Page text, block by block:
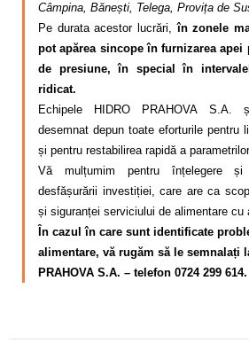
Câmpina, Bănești, Telega, Provița de
Pe durata acestor lucrări,în zonele
pot apărea sincope în furnizarea
de presiune, în special în
ridicat.
Echipele HIDRO PRAHOVA S.A.
desemnat depun toate eforturile pentru
și pentru restabilirea rapidă a
Vă mulțumim pentru înțelegere
desfășurării investiției, care are ca
și siguranței serviciului de alimentare cu
În cazul în care sunt identificate
alimentare, vă rugăm să le semnalați
PRAHOVA S.A. – telefon 0724 299 614.